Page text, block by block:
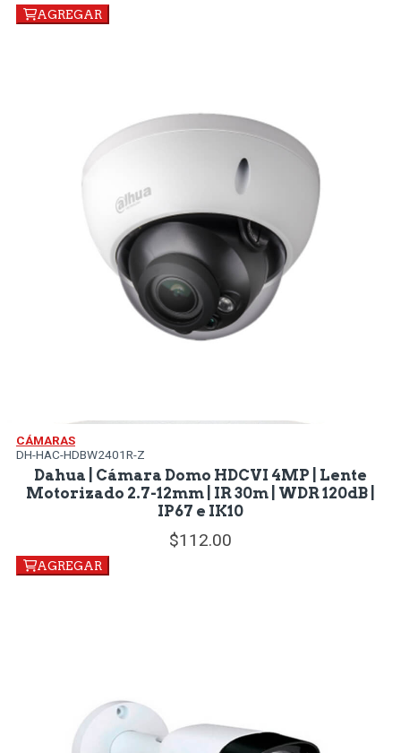
AGREGAR
CÁMARAS
DH-HAC-HDBW2401R-Z
Dahua | Cámara Domo HDCVI 4MP | Lente
Motorizado 2.7-12mm | IR 30m | WDR 120dB |
IP67 e IK10
112.00
AGREGAR